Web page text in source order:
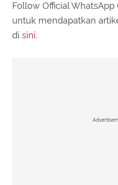
Follow Official
untuk mendapatkan
di sini.